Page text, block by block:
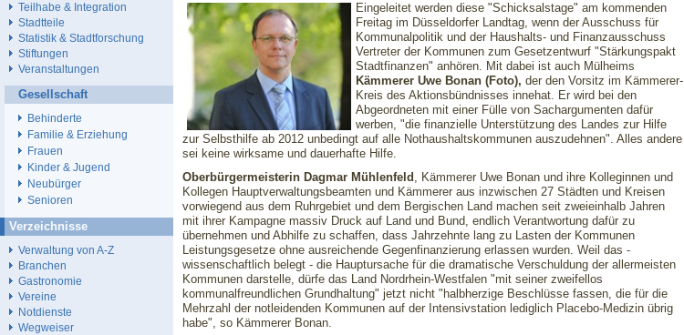
Eingeleitet werden diese "Schicksalstage" am kommenden
Freitag im Düsseldorfer Landtag, wenn der Ausschuss für
Kommunalpolitik und der Haushalts- und Finanzausschuss
Vertreter der Kommunen zum Gesetzentwurf "Stärkungspakt
Stadtfinanzen" anhören. Mit dabei ist auch Mülheims
Kämmerer Uwe Bonan (Foto), der den Vorsitz im Kämmerer-
Kreis des Aktionsbündnisses innehat. Er wird bei den
Abgeordneten mit einer Fülle von Sachargumenten dafür
werben, "die finanzielle Unterstützung des Landes zur Hilfe
zur Selbsthilfe ab 2012 unbedingt auf alle Nothaushaltskommunen auszudehnen". Alles andere
sei keine wirksame und dauerhafte Hilfe.
Oberbürgermeisterin Dagmar Mühlenfeld , Kämmerer Uwe Bonan und ihre Kolleginnen und
Kollegen Hauptverwaltungsbeamten und Kämmerer aus inzwischen 27 Städten und Kreisen
vorwiegend aus dem Ruhrgebiet und dem Bergischen Land machen seit zweieinhalb Jahren
mit ihrer Kampagne massiv Druck auf Land und Bund, endlich Verantwortung dafür zu
übernehmen und Abhilfe zu schaffen, dass Jahrzehnte lang zu Lasten der Kommunen
Leistungsgesetze ohne ausreichende Gegenfinanzierung erlassen wurden. Weil das -
wissenschaftlich belegt - die Hauptursache für die dramatische Verschuldung der allermeisten
Kommunen darstelle, dürfe das Land Nordrhein-Westfalen "mit seiner zweifellos
kommunalfreundlichen Grundhaltung" jetzt nicht "halbherzige Beschlüsse fassen, die für die
Mehrzahl der notleidenden Kommunen auf der Intensivstation lediglich Placebo-Medizin übrig
habe", so Kämmerer Bonan.
Teilhabe & Integration
Stadtteile
Statistik & Stadtforschung
Stiftungen
Veranstaltungen
Gesellschaft
Behinderte
Familie & Erziehung
Frauen
Kinder & Jugend
Neubürger
Senioren
Verzeichnisse
Verwaltung von A-Z
Branchen
Gastronomie
Vereine
Notdienste
Wegweiser